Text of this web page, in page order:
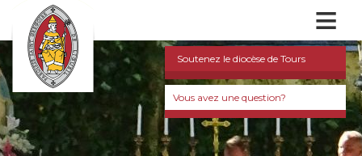
≡
Soutenez le diocèse de Tours
Vous avez une question?